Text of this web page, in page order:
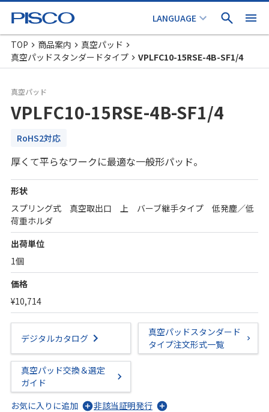
TOP 商品案内
真空パッド
真空パッドスタンダードタイプ
VPLFC10-15RSE-4B-SF1/4
真空パッド
VPLFC10-15RSE-4B-SF1/4
RoHS2対応
厚くて平らなワークに最適な一般形パッド。
形状
スプリング式 真空取出口 上 バーブ継手タイプ 低発塵／低
荷重ホルダ
出荷単位
1個
価格
¥10,714
デジタルカタログ
真空パッドスタンダード
タイプ注文形式一覧
真空パッド交換＆選定
ガイド
お気に入りに追加
非該当証明発行